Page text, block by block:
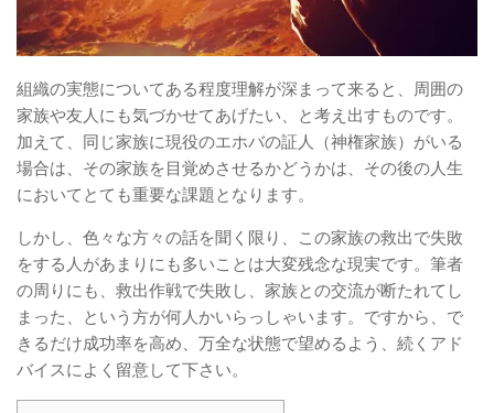
組織の実態についてある程度理解が深まって来ると、周囲の
家族や友人にも気づかせてあげたい、と考え出すものです。
加えて、同じ家族に現役のエホバの証人（神権家族）がいる
場合は、その家族を目覚めさせるかどうかは、その後の人生
においてとても重要な課題となります。
しかし、色々な方々の話を聞く限り、この家族の救出で失敗
をする人があまりにも多いことは大変残念な現実です。筆者
の周りにも、救出作戦で失敗し、家族との交流が断たれてし
まった、という方が何人かいらっしゃいます。ですから、で
きるだけ成功率を高め、万全な状態で望めるよう、続くアド
バイスによく留意して下さい。